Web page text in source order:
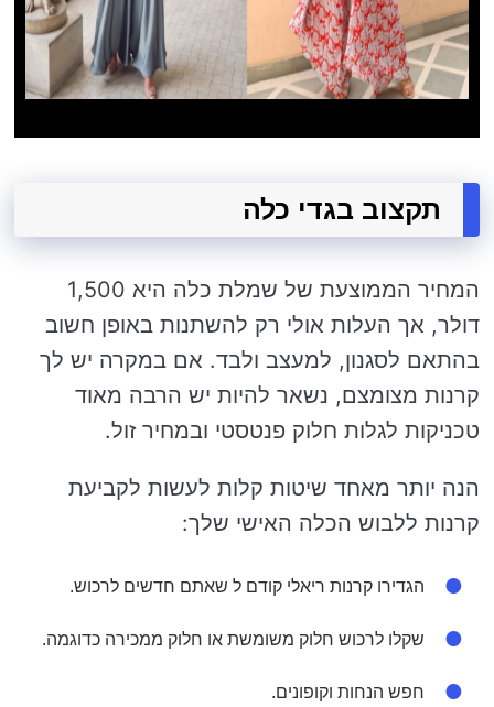
תקצוב בגדי כלה
המחיר הממוצעת של שמלת כלה היא 1,500
דולר, אך העלות אולי רק להשתנות באופן חשוב
בהתאם לסגנון, למעצב ולבד. אם במקרה יש לך
קרנות מצומצם, נשאר להיות יש הרבה מאוד
טכניקות לגלות חלוק פנטסטי ובמחיר זול.
הנה יותר מאחד שיטות קלות לעשות לקביעת
קרנות ללבוש הכלה האישי שלך:
הגדירו קרנות ריאלי קודם ל שאתם חדשים לרכוש.
שקלו לרכוש חלוק משומשת או חלוק ממכירה כדוגמה.
חפש הנחות וקופונים.